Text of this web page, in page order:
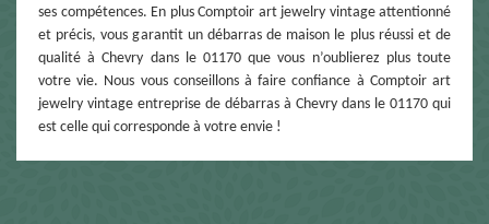
ses compétences. En plus Comptoir art jewelry vintage attentionné
et précis, vous garantit un débarras de maison le plus réussi et de
qualité à Chevry dans le 01170 que vous n’oublierez plus toute
votre vie. Nous vous conseillons à faire confiance à Comptoir art
jewelry vintage entreprise de débarras à Chevry dans le 01170 qui
est celle qui corresponde à votre envie !